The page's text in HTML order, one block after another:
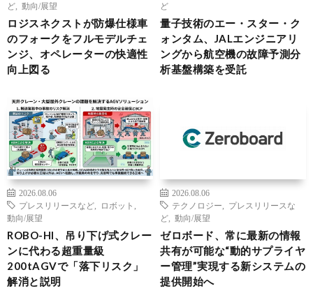
ど
動向/展望
ロジスネクストが防爆仕様車
のフォークをフルモデルチェ
ンジ、オペレーターの快適性
向上図る
ど
量子技術のエー・スター・ク
ォンタム、JALエンジニアリ
ングから航空機の故障予測分
析基盤構築を受託
2026.08.06
プレスリリースなど
ロボット
動向/展望
ROBO-HI、吊り下げ式クレー
ンに代わる超重量級
200tAGVで「落下リスク」
解消と説明
2026.08.06
テクノロジー
プレスリリースな
ど
動向/展望
ゼロボード、常に最新の情報
共有が可能な“動的サプライヤ
ー管理”実現する新システムの
提供開始へ